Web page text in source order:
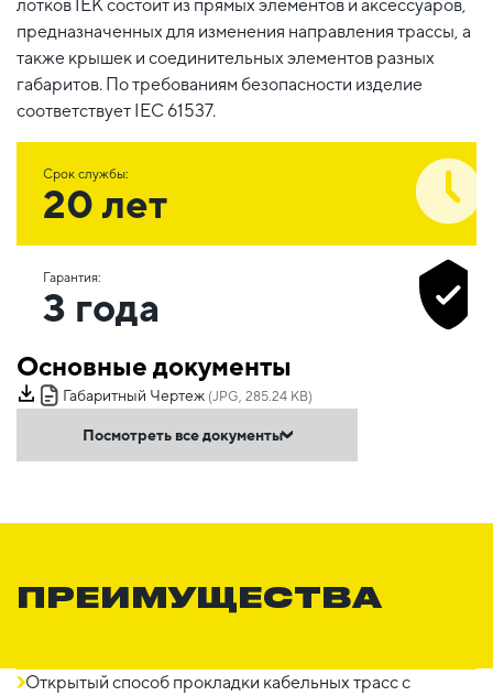
лотков IEK состоит из прямых элементов и аксессуаров,
предназначенных для изменения направления трассы, а
также крышек и соединительных элементов разных
габаритов. По требованиям безопасности изделие
соответствует IEC 61537.
Срок службы:
20 лет
Гарантия:
3 года
Основные документы
Габаритный Чертеж (JPG, 285.24 KB)
Посмотреть все документы
ПРЕИМУЩЕСТВА
Открытый способ прокладки кабельных трасс с